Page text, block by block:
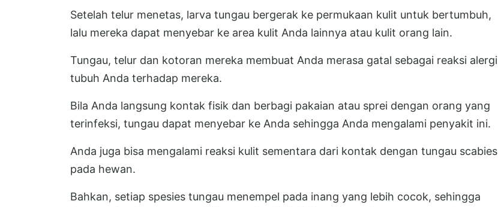
Setelah telur menetas, larva tungau bergerak ke permukaan kulit untuk bertumbuh,
lalu mereka dapat menyebar ke area kulit Anda lainnya atau kulit orang lain.
Tungau, telur dan kotoran mereka membuat Anda merasa gatal sebagai reaksi alergi
tubuh Anda terhadap mereka.
Bila Anda langsung kontak fisik dan berbagi pakaian atau sprei dengan orang yang
terinfeksi, tungau dapat menyebar ke Anda sehingga Anda mengalami penyakit ini.
Anda juga bisa mengalami reaksi kulit sementara dari kontak dengan tungau scabies
pada hewan.
Bahkan, setiap spesies tungau menempel pada inang yang lebih cocok, sehingga